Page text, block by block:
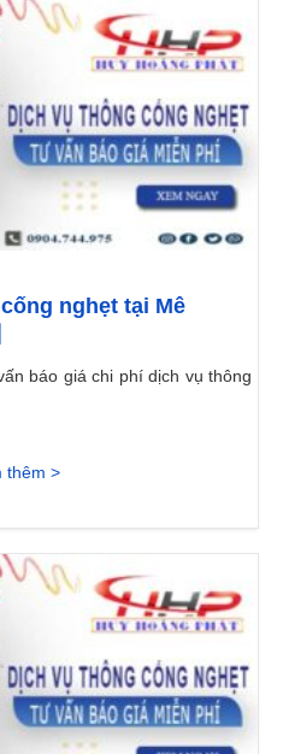
nghẹt tại Mê
báo giá chi phí dịch vụ thông
thêm >